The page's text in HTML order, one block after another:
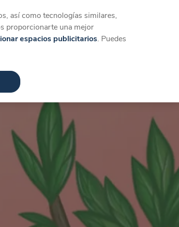
Iniciar sesión Crear cuenta
así como tecnologías similares,
proporcionarte una mejor
espacios publicitarios. Puedes